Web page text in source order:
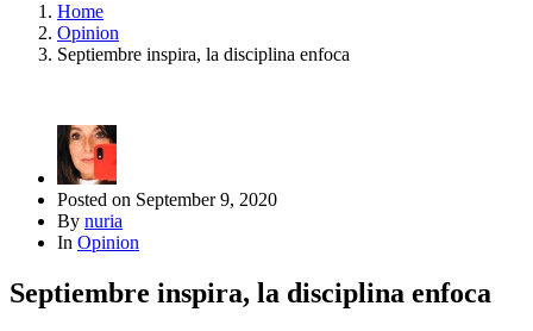
Home
Opinion
Septiembre inspira, la disciplina enfoca
Posted on September 9, 2020
By nuria
In Opinion
Septiembre inspira, la disciplina enfoca